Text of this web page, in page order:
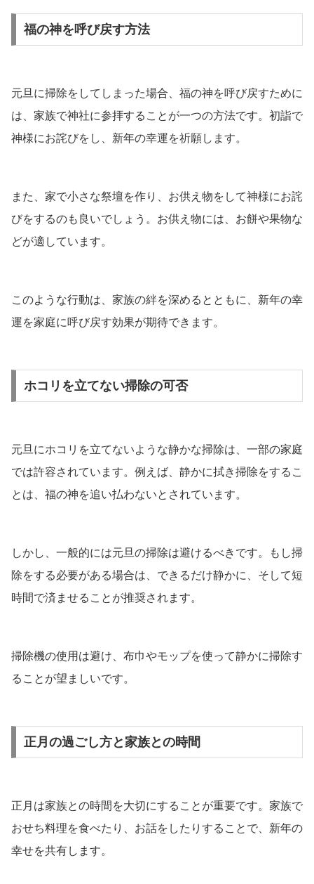
福の神を呼び戻す方法
元旦に掃除をしてしまった場合、福の神を呼び戻すために
は、家族で神社に参拝することが一つの方法です。初詣で
神様にお詫びをし、新年の幸運を祈願します。
また、家で小さな祭壇を作り、お供え物をして神様にお詫
びをするのも良いでしょう。お供え物には、お餅や果物な
どが適しています。
このような行動は、家族の絆を深めるとともに、新年の幸
運を家庭に呼び戻す効果が期待できます。
ホコリを立てない掃除の可否
元旦にホコリを立てないような静かな掃除は、一部の家庭
では許容されています。例えば、静かに拭き掃除をするこ
とは、福の神を追い払わないとされています。
しかし、一般的には元旦の掃除は避けるべきです。もし掃
除をする必要がある場合は、できるだけ静かに、そして短
時間で済ませることが推奨されます。
掃除機の使用は避け、布巾やモップを使って静かに掃除す
ることが望ましいです。
正月の過ごし方と家族との時間
正月は家族との時間を大切にすることが重要です。家族で
おせち料理を食べたり、お話をしたりすることで、新年の
幸せを共有します。